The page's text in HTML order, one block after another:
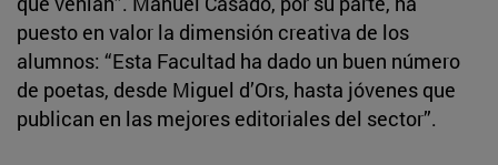
puesto en valor la dimensión creativa de los
alumnos: “Esta Facultad ha dado un buen número
de poetas, desde Miguel d’Ors, hasta jóvenes que
publican en las mejores editoriales del sector”.